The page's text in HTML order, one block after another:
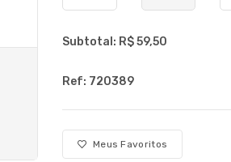
Subtotal: R$59,50
Ref: 720389
Meus Favoritos